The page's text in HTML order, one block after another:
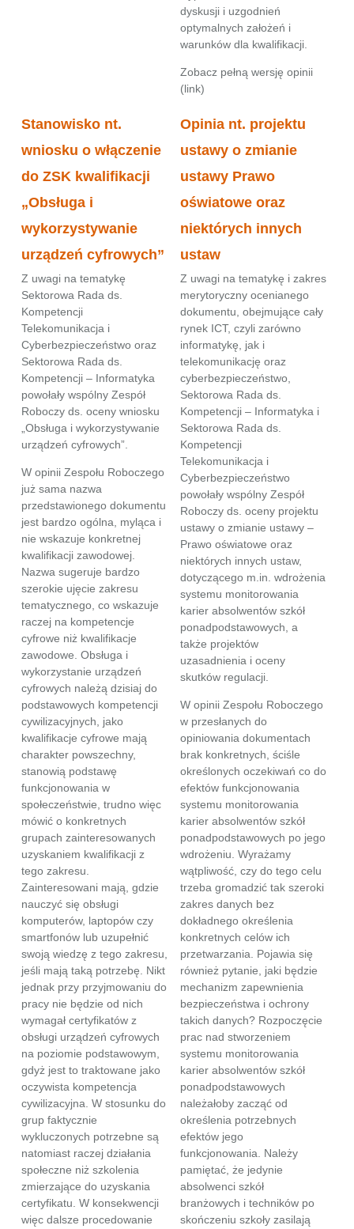
dyskusji i uzgodnień
optymalnych założeń i
warunków dla kwalifikacji.
Zobacz pełną wersję opinii
(link)
Stanowisko nt.
wniosku o włączenie
do ZSK kwalifikacji
„Obsługa i
wykorzystywanie
urządzeń cyfrowych”
Z uwagi na tematykę
Sektorowa Rada ds.
Kompetencji
Telekomunikacja i
Cyberbezpieczeństwo oraz
Sektorowa Rada ds.
Kompetencji – Informatyka
powołały wspólny Zespół
Roboczy ds. oceny wniosku
„Obsługa i wykorzystywanie
urządzeń cyfrowych”.
W opinii Zespołu Roboczego
już sama nazwa
przedstawionego dokumentu
jest bardzo ogólna, myląca i
nie wskazuje konkretnej
kwalifikacji zawodowej.
Nazwa sugeruje bardzo
szerokie ujęcie zakresu
tematycznego, co wskazuje
raczej na kompetencje
cyfrowe niż kwalifikacje
zawodowe. Obsługa i
wykorzystanie urządzeń
cyfrowych należą dzisiaj do
podstawowych kompetencji
cywilizacyjnych, jako
kwalifikacje cyfrowe mają
charakter powszechny,
stanowią podstawę
funkcjonowania w
społeczeństwie, trudno więc
mówić o konkretnych
grupach zainteresowanych
uzyskaniem kwalifikacji z
tego zakresu.
Zainteresowani mają, gdzie
nauczyć się obsługi
komputerów, laptopów czy
smartfonów lub uzupełnić
swoją wiedzę z tego zakresu,
jeśli mają taką potrzebę. Nikt
jednak przy przyjmowaniu do
pracy nie będzie od nich
wymagał certyfikatów z
obsługi urządzeń cyfrowych
na poziomie podstawowym,
gdyż jest to traktowane jako
oczywista kompetencja
cywilizacyjna. W stosunku do
grup faktycznie
wykluczonych potrzebne są
natomiast raczej działania
społeczne niż szkolenia
zmierzające do uzyskania
certyfikatu. W konsekwencji
więc dalsze procedowanie
Opinia nt. projektu
ustawy o zmianie
ustawy Prawo
oświatowe oraz
niektórych innych
ustaw
Z uwagi na tematykę i zakres
merytoryczny ocenianego
dokumentu, obejmujące cały
rynek ICT, czyli zarówno
informatykę, jak i
telekomunikację oraz
cyberbezpieczeństwo,
Sektorowa Rada ds.
Kompetencji – Informatyka i
Sektorowa Rada ds.
Kompetencji
Telekomunikacja i
Cyberbezpieczeństwo
powołały wspólny Zespół
Roboczy ds. oceny projektu
ustawy o zmianie ustawy –
Prawo oświatowe oraz
niektórych innych ustaw,
dotyczącego m.in. wdrożenia
systemu monitorowania
karier absolwentów szkół
ponadpodstawowych, a
także projektów
uzasadnienia i oceny
skutków regulacji.
W opinii Zespołu Roboczego
w przesłanych do
opiniowania dokumentach
brak konkretnych, ściśle
określonych oczekiwań co do
efektów funkcjonowania
systemu monitorowania
karier absolwentów szkół
ponadpodstawowych po jego
wdrożeniu. Wyrażamy
wątpliwość, czy do tego celu
trzeba gromadzić tak szeroki
zakres danych bez
dokładnego określenia
konkretnych celów ich
przetwarzania. Pojawia się
również pytanie, jaki będzie
mechanizm zapewnienia
bezpieczeństwa i ochrony
takich danych? Rozpoczęcie
prac nad stworzeniem
systemu monitorowania
karier absolwentów szkół
ponadpodstawowych
należałoby zacząć od
określenia potrzebnych
efektów jego
funkcjonowania. Należy
pamiętać, że jedynie
absolwenci szkół
branżowych i techników po
skończeniu szkoły zasilają